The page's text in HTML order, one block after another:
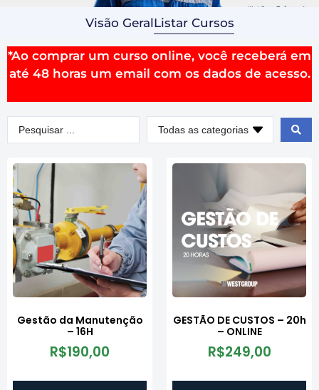
Visão GeralListar Cursos
*Ao comprar um curso online, você receberá em
até 48 horas um email com os dados de acesso.
Gestão da Manutenção
– 16H
R$190,00
GESTÃO DE CUSTOS – 20h
– ONLINE
R$249,00